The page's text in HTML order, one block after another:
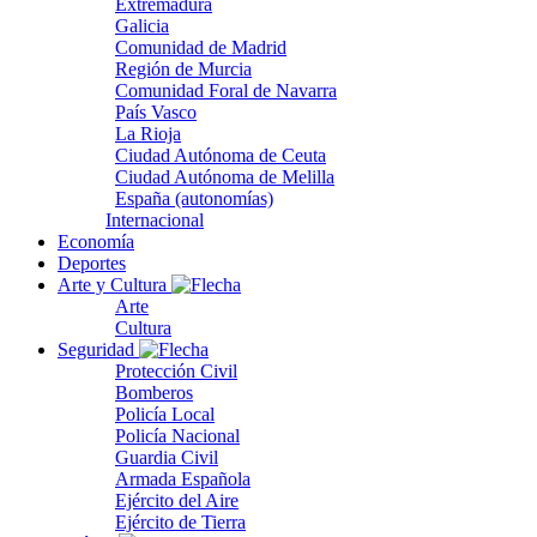
Extremadura
Galicia
Comunidad de Madrid
Región de Murcia
Comunidad Foral de Navarra
País Vasco
La Rioja
Ciudad Autónoma de Ceuta
Ciudad Autónoma de Melilla
España (autonomías)
Internacional
Economía
Deportes
Arte y Cultura
Arte
Cultura
Seguridad
Protección Civil
Bomberos
Policía Local
Policía Nacional
Guardia Civil
Armada Española
Ejército del Aire
Ejército de Tierra